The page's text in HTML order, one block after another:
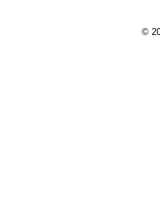
©